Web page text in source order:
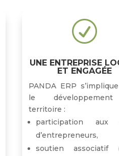
R
UNE ENTREPRISE
ET ENGAGÉE
PANDA ERP
le
territoire :
participation aux
d’entrepreneurs,
soutien associatif